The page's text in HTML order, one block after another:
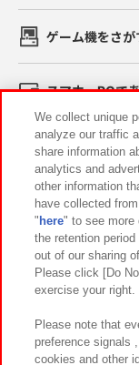
ゲーム機をさが
スマホ・PCで
イベント・キャ
関連会社
プライバシーポリ
お取引先さ
カスタマーハラスメ
We collect unique
analyze our traffic
share information
analytics and
other information
have collected
" here" to see more
the retention
out of our sharing
Please click [Do
exercise your right.
Please note that
preference signals
cookies and other